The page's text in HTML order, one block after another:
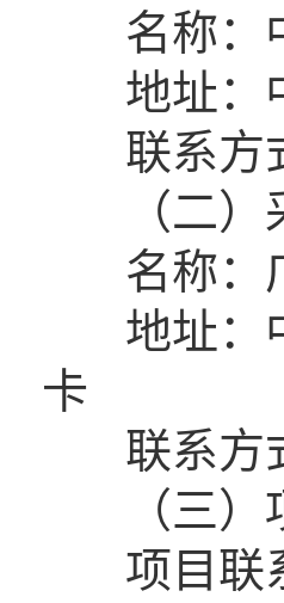
名称：中
地址：中
联系方式
（二）
名称：广
地址：中
卡
联系方式
（三）
项目联